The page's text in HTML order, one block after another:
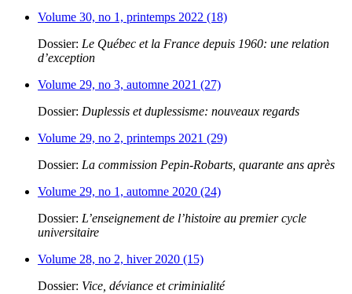
Volume 30, no 1, printemps 2022 (18)
Dossier: Le Québec et la France depuis 1960: une relation
d’exception
Volume 29, no 3, automne 2021 (27)
Dossier: Duplessis et duplessisme: nouveaux regards
Volume 29, no 2, printemps 2021 (29)
Dossier: La commission Pepin-Robarts, quarante ans après
Volume 29, no 1, automne 2020 (24)
Dossier: L’enseignement de l’histoire au premier cycle
universitaire
Volume 28, no 2, hiver 2020 (15)
Dossier: Vice, déviance et criminialité